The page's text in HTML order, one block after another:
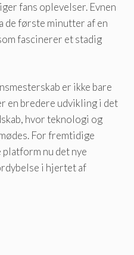
fans oplevelser. Evnen
første minutter af en
fascinerer et stadig
er ikke bare
en bredere udvikling i det
hvor teknologi og
For fremtidige
nu det nye
i hjertet af